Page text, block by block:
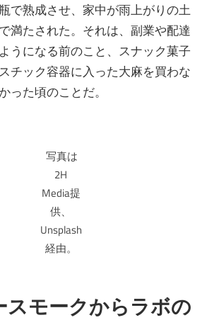
で熟成させ、家中が雨上がりの土
満たされた。それは、副業や配達
うになる前のこと、スナック菓子
チック容器に入った大麻を買わな
った頃のことだ。
写真は
2H
Media提
供、
Unsplash
経由。
スモークからラボの